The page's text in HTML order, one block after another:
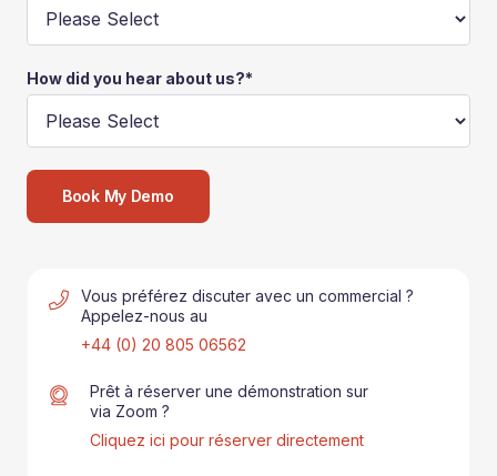
How did you hear about us?*
Vous préférez discuter avec un commercial ?
Appelez-nous au
+44 (0) 20 805 06562
Prêt à réserver une démonstration sur
via Zoom ?
Cliquez ici pour réserver directement